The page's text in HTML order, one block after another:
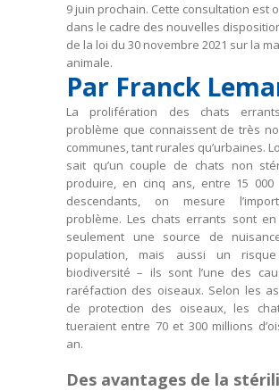
9 juin prochain. Cette consultation est
dans le cadre des nouvelles
de la loi du 30 novembre 2021 sur la
animale.
Par Franck
La prolifération des chats
problème que connaissent de très
communes, tant rurales qu’urbaines.
sait qu’un couple de chats non
produire, en cinq ans, entre 15 000
descendants, on mesure
problème. Les chats errants sont
seulement une source de
population, mais aussi un
biodiversité – ils sont l’une des
raréfaction des oiseaux. Selon les
de protection des oiseaux, les
tueraient entre 70 et 300 millions
an.
Des avantages de la